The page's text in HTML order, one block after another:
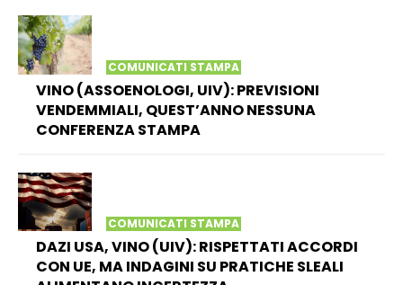
COMUNICATI STAMPA
VINO (ASSOENOLOGI, UIV): PREVISIONI
VENDEMMIALI, QUEST’ANNO NESSUNA
CONFERENZA STAMPA
COMUNICATI STAMPA
DAZI USA, VINO (UIV): RISPETTATI ACCORDI
CON UE, MA INDAGINI SU PRATICHE SLEALI